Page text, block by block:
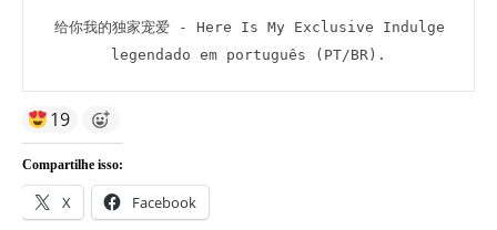
legendado em português (PT/BR).
19
Compartilhe isso:
X Facebook